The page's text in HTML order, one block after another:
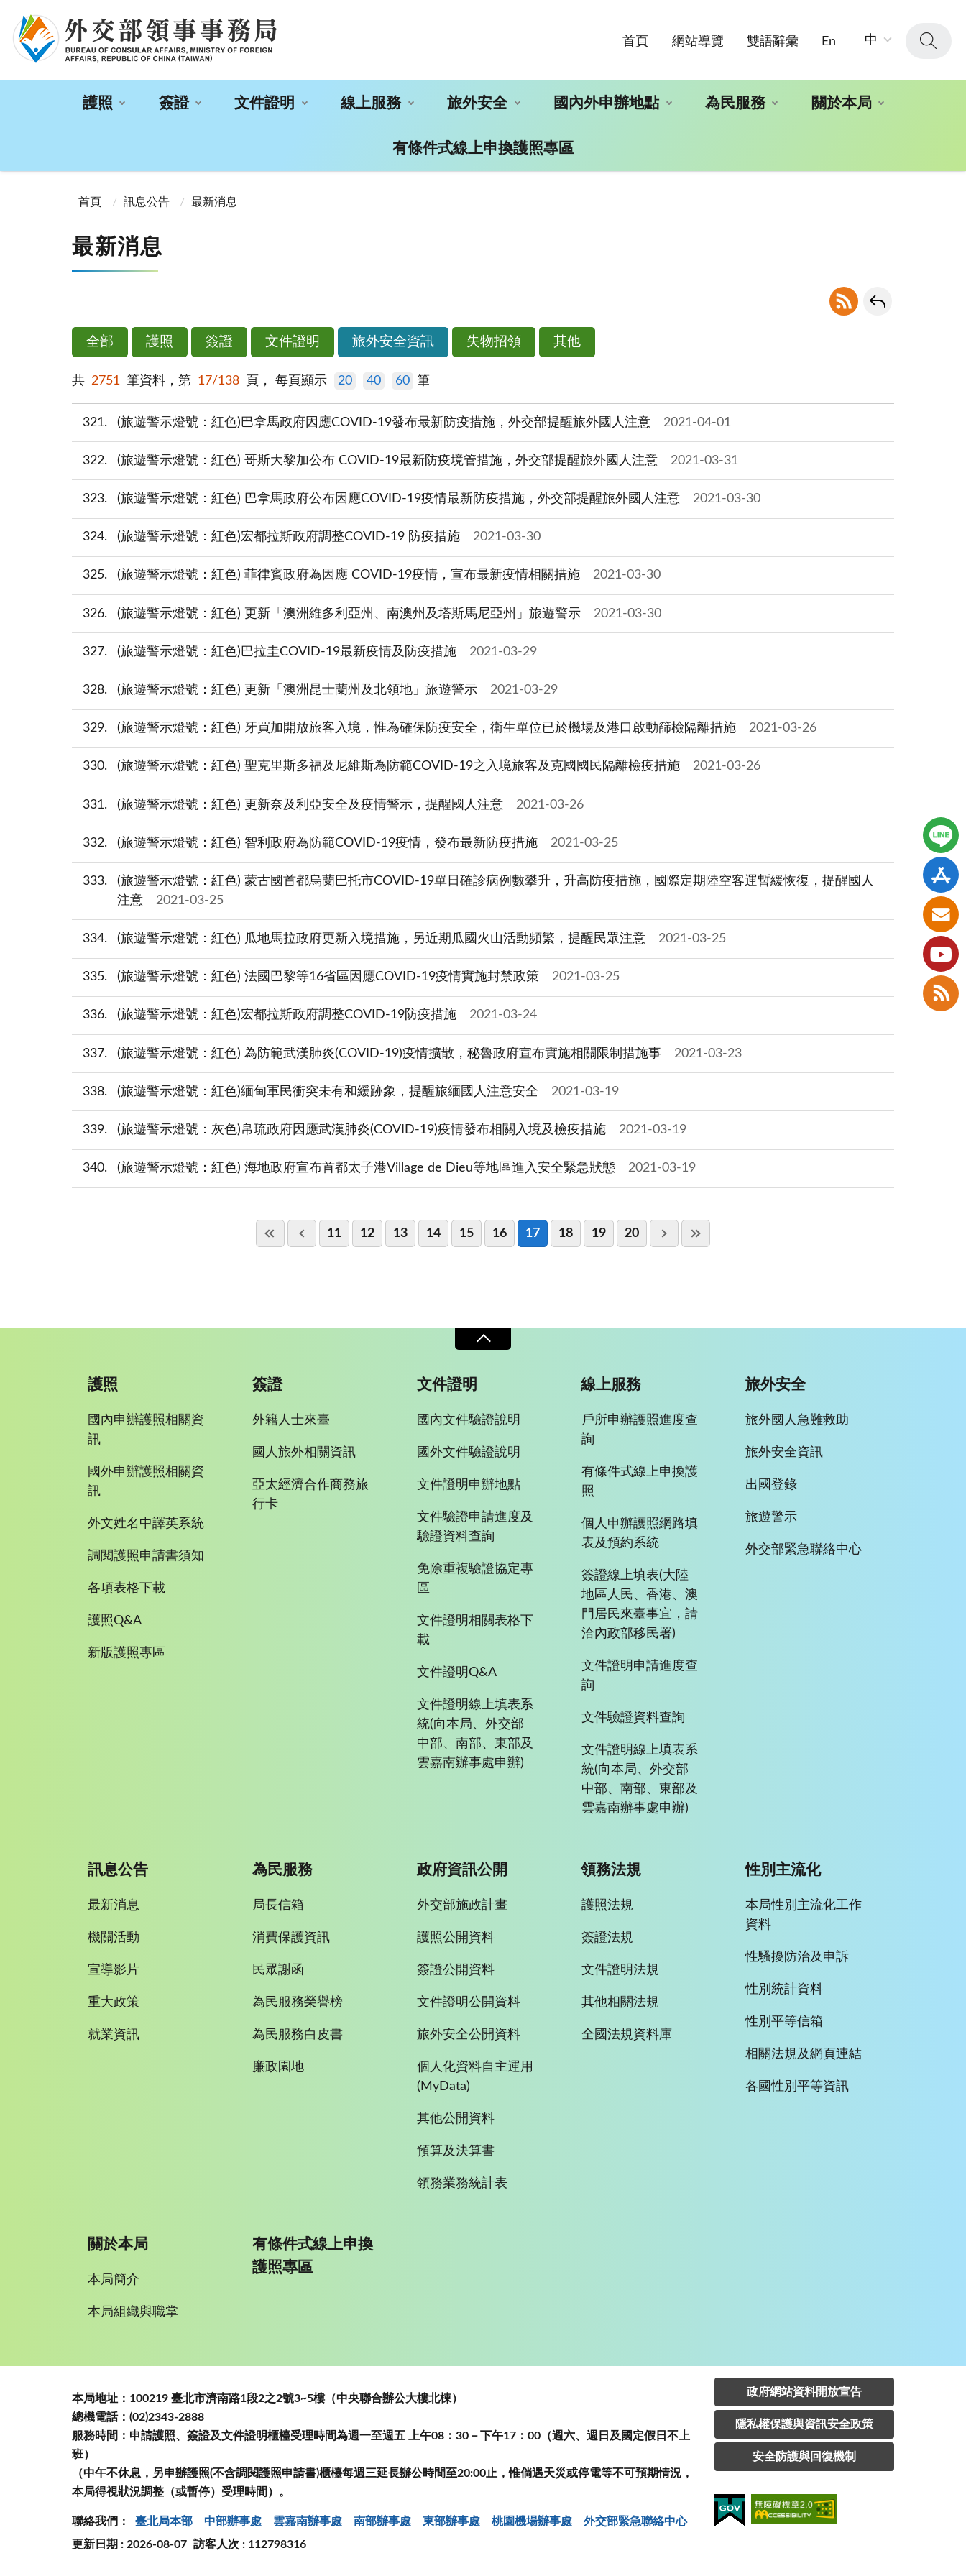
首頁 網站導覽 雙語辭彙 En 中
護照 簽證 文件證明 線上服務 旅外安全 國內外申辦地點 為民服務 關於本局
有條件式線上申換護照專區
首頁
訊息公告 最新消息
最新消息
全部 護照 簽證 文件證明 旅外安全資訊 失物招領 其他
共 2751 筆資料，第 17/138 頁， 每頁顯示 20 40 60 筆
321 (旅遊警示燈號：紅色)巴拿馬政府因應COVID-19發布最新防疫措施，外交部提醒旅外國人注意 2021-04-01
322 (旅遊警示燈號：紅色) 哥斯大黎加公布 COVID-19最新防疫境管措施，外交部提醒旅外國人注意 2021-03-31
323 (旅遊警示燈號：紅色) 巴拿馬政府公布因應COVID-19疫情最新防疫措施，外交部提醒旅外國人注意 2021-03-30
324 (旅遊警示燈號：紅色)宏都拉斯政府調整COVID-19 防疫措施 2021-03-30
325 (旅遊警示燈號：紅色) 菲律賓政府為因應 COVID-19疫情，宣布最新疫情相關措施 2021-03-30
326 (旅遊警示燈號：紅色) 更新「澳洲維多利亞州、南澳州及塔斯馬尼亞州」旅遊警示 2021-03-30
327 (旅遊警示燈號：紅色)巴拉圭COVID-19最新疫情及防疫措施 2021-03-29
328 (旅遊警示燈號：紅色) 更新「澳洲昆士蘭州及北領地」旅遊警示 2021-03-29
329 (旅遊警示燈號：紅色) 牙買加開放旅客入境，惟為確保防疫安全，衛生單位已於機場及港口啟動篩檢隔離措施 2021-03-26
330 (旅遊警示燈號：紅色) 聖克里斯多福及尼維斯為防範COVID-19之入境旅客及克國國民隔離檢疫措施 2021-03-26
331 (旅遊警示燈號：紅色) 更新奈及利亞安全及疫情警示，提醒國人注意 2021-03-26
332 (旅遊警示燈號：紅色) 智利政府為防範COVID-19疫情，發布最新防疫措施 2021-03-25
333
(旅遊警示燈號：紅色) 蒙古國首都烏蘭巴托市COVID-19單日確診病例數攀升，升高防疫措施，國際定期陸空客運暫緩恢復，提醒國人
注意
2021-03-25
334 (旅遊警示燈號：紅色) 瓜地馬拉政府更新入境措施，另近期瓜國火山活動頻繁，提醒民眾注意 2021-03-25
335 (旅遊警示燈號：紅色) 法國巴黎等16省區因應COVID-19疫情實施封禁政策 2021-03-25
336 (旅遊警示燈號：紅色)宏都拉斯政府調整COVID-19防疫措施 2021-03-24
337 (旅遊警示燈號：紅色) 為防範武漢肺炎(COVID-19)疫情擴散，秘魯政府宣布實施相關限制措施事 2021-03-23
338 (旅遊警示燈號：紅色)緬甸軍民衝突未有和緩跡象，提醒旅緬國人注意安全 2021-03-19
339 (旅遊警示燈號：灰色)帛琉政府因應武漢肺炎(COVID-19)疫情發布相關入境及檢疫措施 2021-03-19
340 (旅遊警示燈號：紅色) 海地政府宣布首都太子港Village de Dieu等地區進入安全緊急狀態 2021-03-19
11 12 13 14 15 16 17 18 19 20
護照
國內申辦護照相關資
訊
國外申辦護照相關資
訊
外文姓名中譯英系統
調閱護照申請書須知
各項表格下載
護照Q&A
新版護照專區
簽證
外籍人士來臺
國人旅外相關資訊
亞太經濟合作商務旅
行卡
文件證明
國內文件驗證說明
國外文件驗證說明
文件證明申辦地點
文件驗證申請進度及
驗證資料查詢
免除重複驗證協定專
區
文件證明相關表格下
載
文件證明Q&A
文件證明線上填表系
統(向本局、外交部
中部、南部、東部及
雲嘉南辦事處申辦)
線上服務
戶所申辦護照進度查
詢
有條件式線上申換護
照
個人申辦護照網路填
表及預約系統
簽證線上填表(大陸
地區人民、香港、澳
門居民來臺事宜，請
洽內政部移民署)
文件證明申請進度查
詢
文件驗證資料查詢
文件證明線上填表系
統(向本局、外交部
中部、南部、東部及
雲嘉南辦事處申辦)
旅外安全
旅外國人急難救助
旅外安全資訊
出國登錄
旅遊警示
外交部緊急聯絡中心
訊息公告
最新消息
機關活動
宣導影片
重大政策
就業資訊
為民服務
局長信箱
消費保護資訊
民眾謝函
為民服務榮譽榜
為民服務白皮書
廉政園地
政府資訊公開
外交部施政計畫
護照公開資料
簽證公開資料
文件證明公開資料
旅外安全公開資料
個人化資料自主運用
(MyData)
其他公開資料
預算及決算書
領務業務統計表
領務法規
護照法規
簽證法規
文件證明法規
其他相關法規
全國法規資料庫
性別主流化
本局性別主流化工作
資料
性騷擾防治及申訴
性別統計資料
性別平等信箱
相關法規及網頁連結
各國性別平等資訊
關於本局
本局簡介
本局組織與職掌
有條件式線上申換
護照專區
本局地址：100219 臺北市濟南路1段2之2號3~5樓（中央聯合辦公大樓北棟）
總機電話：(02)2343-2888
服務時間：申請護照、簽證及文件證明櫃檯受理時間為週一至週五 上午08：30－下午17：00（週六、週日及國定假日不上
班）
（中午不休息，另申辦護照(不含調閱護照申請書)櫃檯每週三延長辦公時間至20:00止，惟倘遇天災或停電等不可預期情況，
本局得視狀況調整（或暫停）受理時間）。
聯絡我們： 臺北局本部 中部辦事處 雲嘉南辦事處 南部辦事處 東部辦事處 桃園機場辦事處
外交部緊急聯絡中⼼
更新日期 : 2026-08-07 訪客人次 : 112798316
政府網站資料開放宣告
隱私權保護與資訊安全政策
安全防護與回復機制